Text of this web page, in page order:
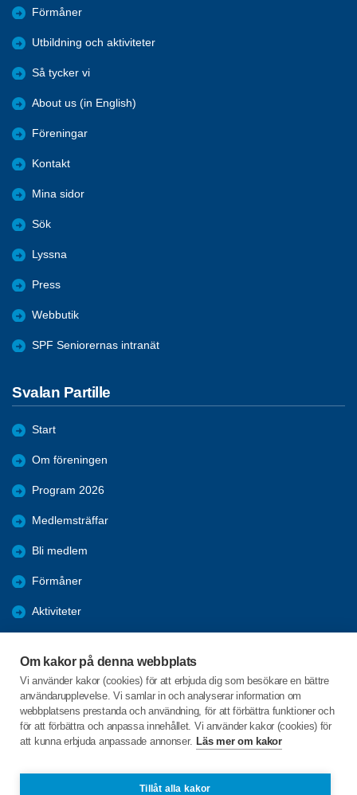
Om kakor på denna webbplats
Vi använder kakor (cookies) för att erbjuda dig som besökare en bättre
användarupplevelse. Vi samlar in och analyserar information om
webbplatsens prestanda och användning, för att förbättra funktioner och
för att förbättra och anpassa innehållet. Vi använder kakor (cookies) för
att kunna erbjuda anpassade annonser. Läs mer om kakor
Tillåt alla kakor
Förmåner
Utbildning och aktiviteter
Så tycker vi
About us (in English)
Föreningar
Kontakt
Mina sidor
Sök
Lyssna
Press
Webbutik
SPF Seniorernas intranät
Svalan Partille
Start
Om föreningen
Program 2026
Medlemsträffar
Bli medlem
Förmåner
Aktiviteter
Mer att läsa
Bildgalleri
C/o:Studieförbundet Vuxenskolan